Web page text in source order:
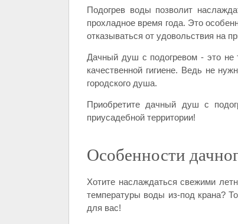
Подогрев воды позволит
прохладное время года. Это
отказываться от удовольствия на
Дачный душ с подогревом - это не
качественной гигиене. Ведь не
городского душа.
Приобретите дачный душ с
приусадебной территории!
Особенности
Хотите наслаждаться свежими
температуры воды из-под крана?
для вас!